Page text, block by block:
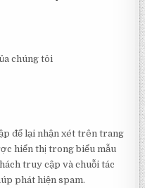
chúng tôi
để lại nhận xét trên trang
hiển thị trong biểu mẫu
truy cập và chuỗi tác
phát hiện spam.